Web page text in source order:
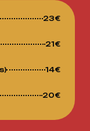
23€
21€
14€
20€